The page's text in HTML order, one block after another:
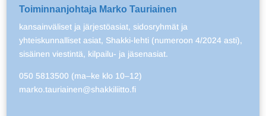
Toiminnanjohtaja Marko Tauriainen
kansainväliset ja järjestöasiat, sidosryhmät ja
yhteiskunnalliset asiat, Shakki-lehti (numeroon 4/2024 asti),
sisäinen viestintä, kilpailu- ja jäsenasiat.
050 5813500 (ma–ke klo 10–12)
marko.tauriainen@shakkiliitto.fi